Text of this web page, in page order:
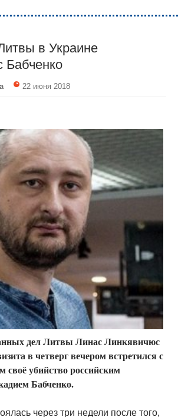
в Украине
Бабченко
22 июня 2018
дел Литвы Линас Линкявичюс
в четверг вечером встретился с
своё убийство российским
Бабченко.
через три недели после того,